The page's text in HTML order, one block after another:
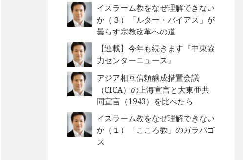
イスラーム教をなぜ理解できない
か（３）「ルター・バイアス」が
曇らす宗教改革への道
【連載】今年も続きます『中東協
力センターニュース』
アジア相互信頼醸成措置会議
（CICA）の上海宣言と大東亜共
同宣言（1943）を比べたら
イスラーム教をなぜ理解できない
か（１）「こころ教」のガラパゴ
ス